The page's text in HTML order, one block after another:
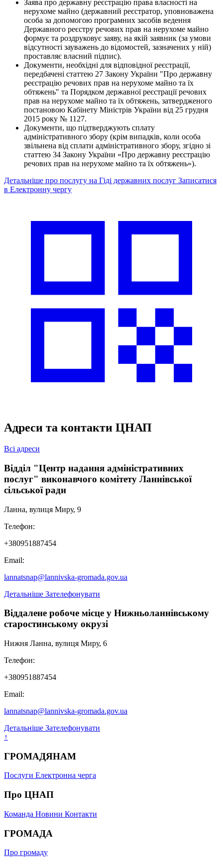
Заява про державну реєстрацію права власності на
нерухоме майно (державний реєстратор, уповноважена
особа за допомогою програмних засобів ведення
Державного реєстру речових прав на нерухоме майно
формує та роздруковує заяву, на якій заявник (за умови
відсутності зауважень до відомостей, зазначених у ній)
проставляє власний підпис).
Документи, необхідні для відповідної реєстрації,
передбачені статтею 27 Закону України "Про державну
реєстрацію речових прав на нерухоме майно та їх
обтяжень" та Порядком державної реєстрації речових
прав на нерухоме майно та їх обтяжень, затвердженого
постановою Кабінету Міністрів України від 25 грудня
2015 року № 1127.
Документи, що підтверджують сплату
адміністративного збору (крім випадків, коли особа
звільнена від сплати адміністративного збору, згідно зі
статтею 34 Закону України «Про державну реєстрацію
речових прав на нерухоме майно та їх обтяжень»).
Детальніше про послугу на Гіді державних послуг Записатися
в Електронну чергу
Адреси та контакти ЦНАП
Всі адреси
Відділ "Центр надання адміністративних
послуг" виконавчого комітету Ланнівської
сільської ради
Ланна, вулиця Миру, 9
Телефон:
+380951887454
Email:
lannatsnap@lannivska-gromada.gov.ua
Детальніше Зателефонувати
Віддалене робоче місце у Нижньоланнівському
старостинському окрузі
Нижня Ланна, вулиця Миру, 6
Телефон:
+380951887454
Email:
lannatsnap@lannivska-gromada.gov.ua
Детальніше Зателефонувати
↑
ГРОМАДЯНАМ
Послуги Електронна черга
Про ЦНАП
Команда Новини Контакти
ГРОМАДА
Про громаду